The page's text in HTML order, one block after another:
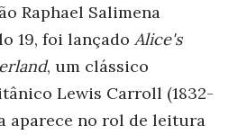
Raphael Salimena
19, foi lançado Alice's
, um clássico
Lewis Carroll (1832-
aparece no rol de leitura